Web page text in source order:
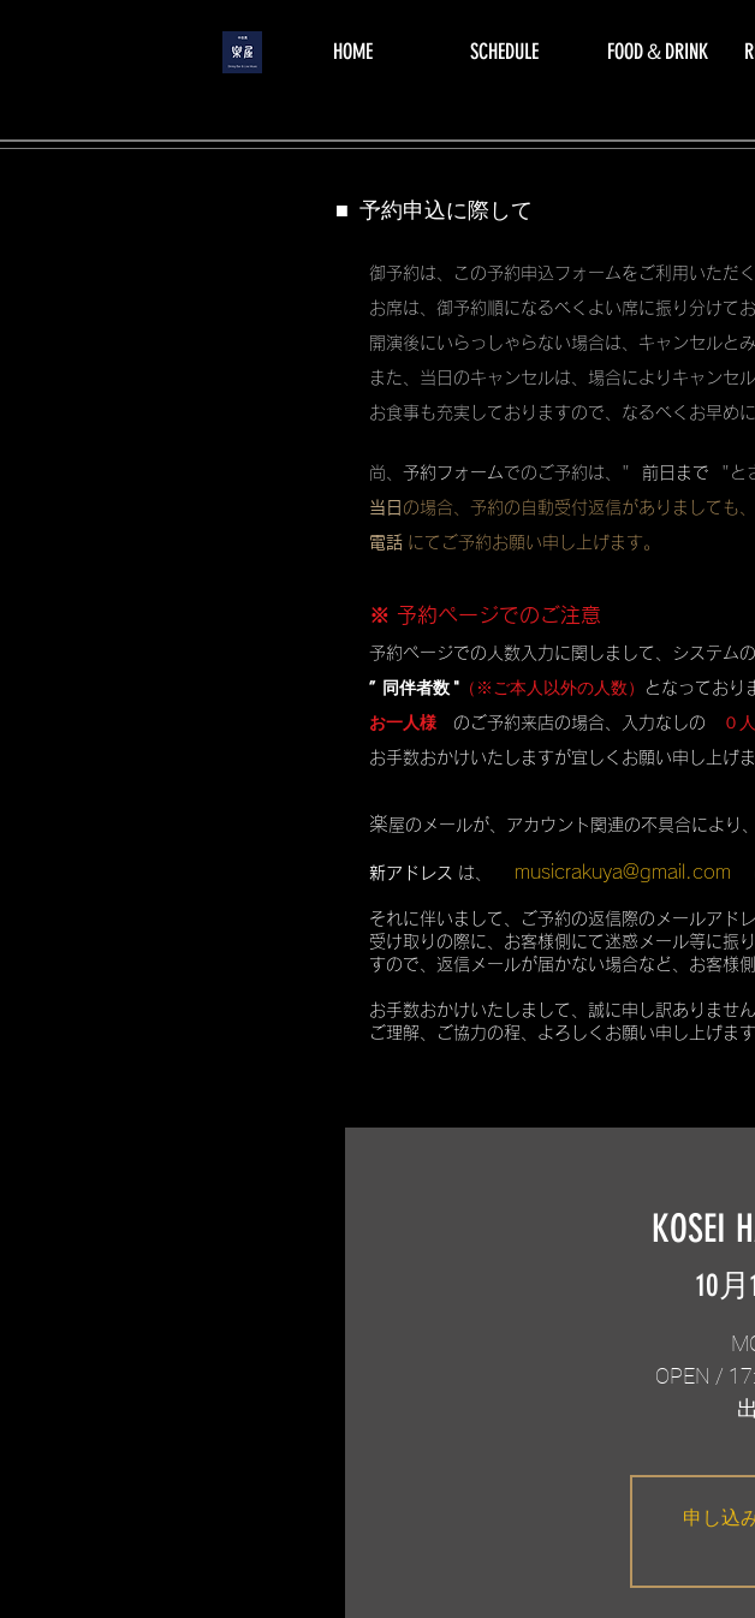
menu HOME SCHEDULE FOOD＆DRINK
■ 予約申込に際して
御予約は、この予約申込フォームをご利用いただ
お席は、御予約順になるべくよい席に振り分けて
開演後にいらっしゃらない場合は、キャンセルと
また、当日のキャンセルは、場合によりキャンセ
お食事も充実しておりますので、なるべくお早め
尚、 予約フォームでのご予約は、" 前日まで "と
当日 の場合、予約の自動受付返信がありましても
電話 にてご予約お願い申し上げます。
※ 予約ページでのご注意
予約ページでの人数入力に関しまして、システム
” 同伴者数 " （※ご本人以外の人数） となっており
お一人様 のご予約来店の場合、入力なしの ０
お手数おかけいたしますが宜しくお願い申し上げ
楽屋のメールが、アカウント関連の不具合により、
新アドレス は、 musicrakuya@gmail.com
それに伴いまして、ご予約の返信際のメールアド
受け取りの際に、お客様側にて迷惑メール等に振
すので、返信メールが届かない場合など、お客様
お手数おかけいたしまして、誠に申し訳ありません
ご理解、ご協力の程、よろしくお願い申し上げます
KOSEI
10
OPEN /
申し込